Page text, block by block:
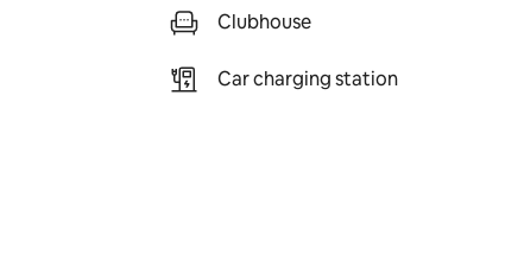
Clubhouse
Car charging station